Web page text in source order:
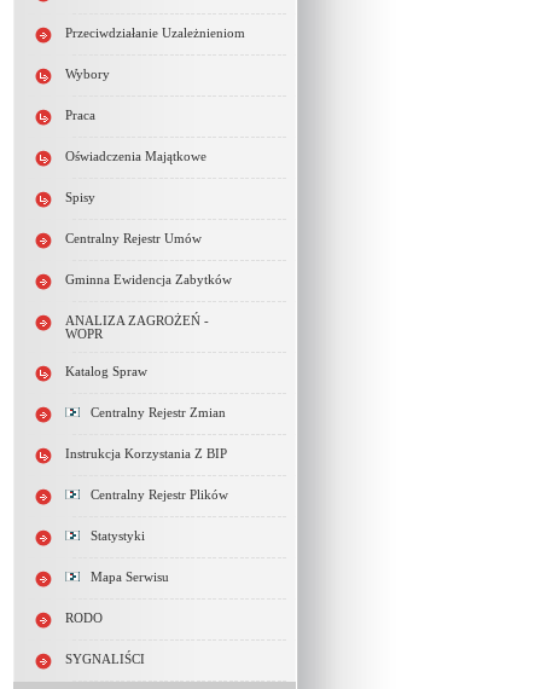
Przeciwdziałanie Uzależnieniom
Wybory
Praca
Oświadczenia Majątkowe
Spisy
Centralny Rejestr Umów
Gminna Ewidencja Zabytków
ANALIZA ZAGROŻEŃ -
WOPR
Katalog Spraw
Centralny Rejestr Zmian
Instrukcja Korzystania Z BIP
Centralny Rejestr Plików
Statystyki
Mapa Serwisu
RODO
SYGNALIŚCI